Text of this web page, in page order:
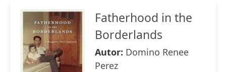
Fatherhood in the
Borderlands
Autor: Domino Renee
Perez